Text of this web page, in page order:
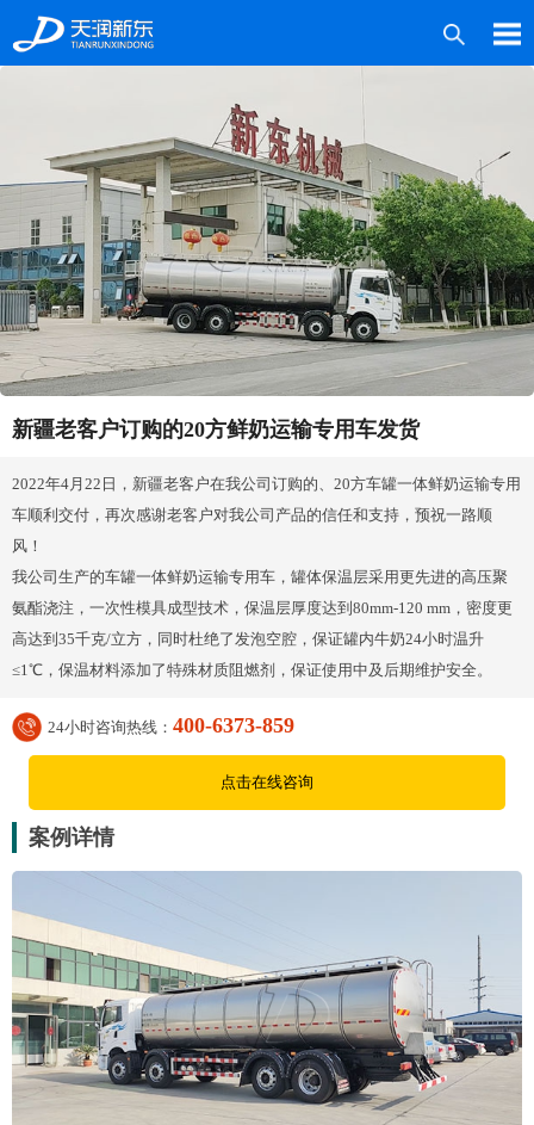
案例中心
媒体中心
技术服务
关于新东
新疆老客户订购的20方鲜奶运输专用车发货
2022年4月22日，新疆老客户在我公司订购的、20方车罐一体鲜奶运输专用
车顺利交付，再次感谢老客户对我公司产品的信任和支持，预祝一路顺
风！
我公司生产的车罐一体鲜奶运输专用车，罐体保温层采用更先进的高压聚
氨酯浇注，一次性模具成型技术，保温层厚度达到80mm-120 mm，密度更
高达到35千克/立方，同时杜绝了发泡空腔，保证罐内牛奶24小时温升
≤1℃，保温材料添加了特殊材质阻燃剂，保证使用中及后期维护安全。
24小时咨询热线： 400-6373-859
点击在线咨询
案例详情